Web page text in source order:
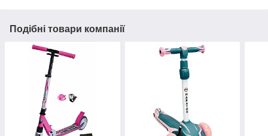
Подібні товари компанії